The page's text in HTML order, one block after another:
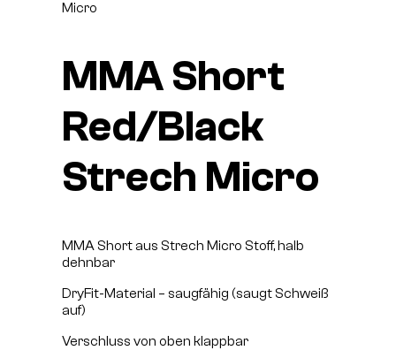
Micro
MMA Short
Red/Black
Strech Micro
MMA Short aus Strech Micro Stoff, halb
dehnbar
DryFit-Material – saugfähig (saugt Schweiß
auf)
Verschluss von oben klappbar